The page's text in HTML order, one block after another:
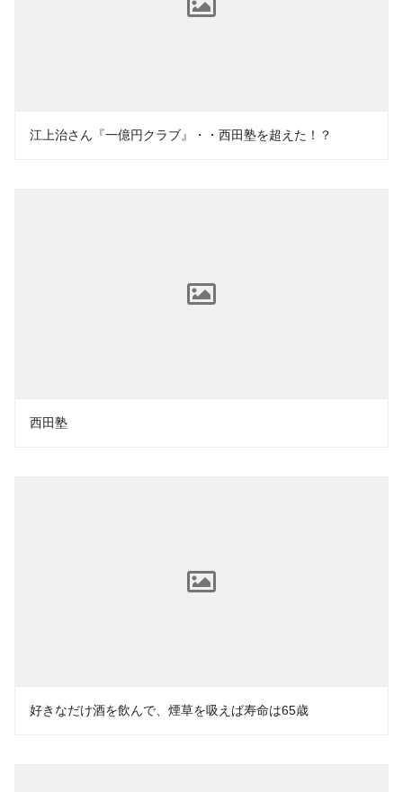
江上治さん『一億円クラブ』・・西田塾を超えた！？
西田塾
好きなだけ酒を飲んで、煙草を吸えば寿命は65歳